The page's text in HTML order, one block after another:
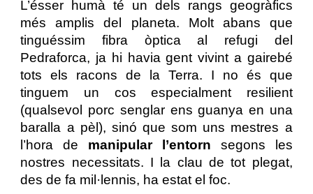
L’ésser humà té un dels rangs geogràfics
més amplis del planeta. Molt abans que
tinguéssim fibra òptica al refugi del
Pedraforca, ja hi havia gent vivint a gairebé
tots els racons de la Terra. I no és que
tinguem un cos especialment resilient
(qualsevol porc senglar ens guanya en una
baralla a pèl), sinó que som uns mestres a
l’hora de manipular l’entorn segons les
nostres necessitats. I la clau de tot plegat,
des de fa mil·lennis, ha estat el foc.